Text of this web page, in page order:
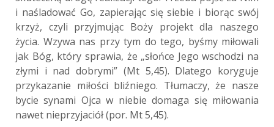
i naśladować Go, zapierając się siebie i biorąc swój
krzyż, czyli przyjmując Boży projekt dla naszego
życia. Wzywa nas przy tym do tego, byśmy miłowali
jak Bóg, który sprawia, że „słońce Jego wschodzi na
złymi i nad dobrymi” (Mt 5,45). Dlatego koryguje
przykazanie miłości bliźniego. Tłumaczy, że nasze
bycie synami Ojca w niebie domaga się miłowania
nawet nieprzyjaciół (por. Mt 5,45).